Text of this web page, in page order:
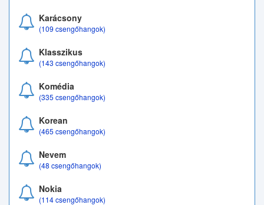
Karácsony
(109 csengőhangok)
Klasszikus
(143 csengőhangok)
Komédia
(335 csengőhangok)
Korean
(465 csengőhangok)
Nevem
(48 csengőhangok)
Nokia
(114 csengőhangok)